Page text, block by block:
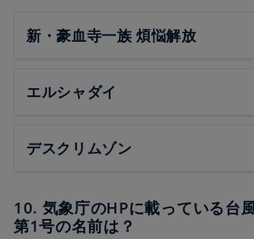
新・豪血寺一族 煩悩解放
エルシャダイ
デスクリムゾン
10. 気象庁のHPに載っている台
第1号の名前は？